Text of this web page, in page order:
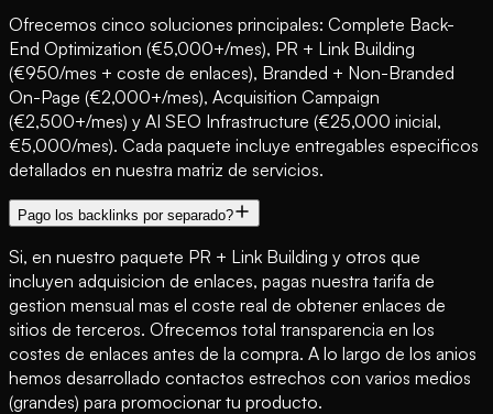
Ofrecemos cinco soluciones principales: Complete Back-
End Optimization (€5,000+/mes), PR + Link Building
(€950/mes + coste de enlaces), Branded + Non-Branded
On-Page (€2,000+/mes), Acquisition Campaign
(€2,500+/mes) y AI SEO Infrastructure (€25,000 inicial,
€5,000/mes). Cada paquete incluye entregables especificos
detallados en nuestra matriz de servicios.
Pago los backlinks por separado?
Si, en nuestro paquete PR + Link Building y otros que
incluyen adquisicion de enlaces, pagas nuestra tarifa de
gestion mensual mas el coste real de obtener enlaces de
sitios de terceros. Ofrecemos total transparencia en los
costes de enlaces antes de la compra. A lo largo de los anios
hemos desarrollado contactos estrechos con varios medios
(grandes) para promocionar tu producto.